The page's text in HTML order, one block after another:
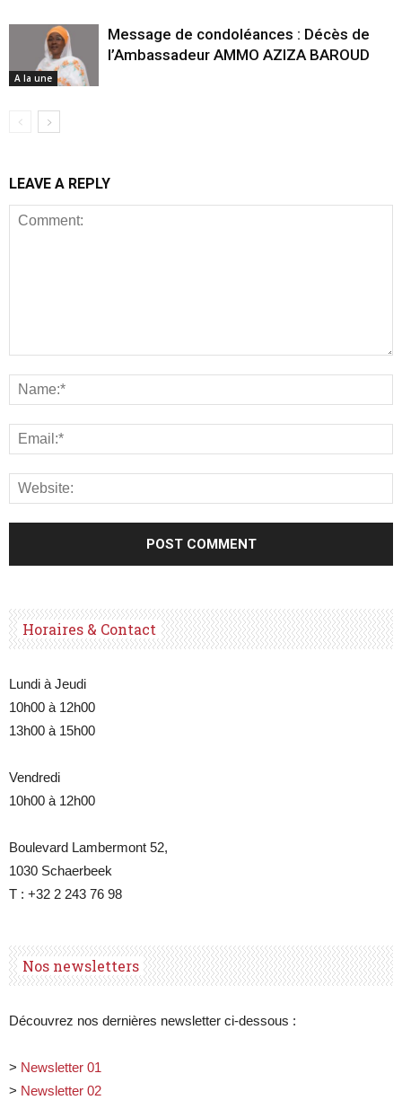
A la une
Message de condoléances : Décès de
l’Ambassadeur AMMO AZIZA BAROUD
LEAVE A REPLY
Horaires & Contact
Lundi à Jeudi
10h00 à 12h00
13h00 à 15h00
Vendredi
10h00 à 12h00
Boulevard Lambermont 52,
1030 Schaerbeek
T : +32 2 243 76 98
Nos newsletters
Découvrez nos dernières newsletter ci-dessous :
> Newsletter 01
> Newsletter 02